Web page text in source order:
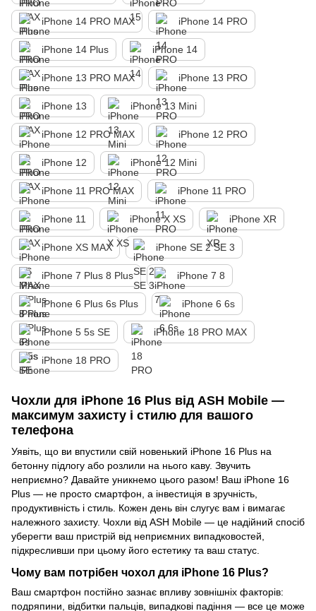
iPhone 14 PRO MAX iPhone 14 PRO
iPhone 14 Plus iPhone 14
iPhone 13 PRO MAX iPhone 13 PRO
iPhone 13 iPhone 13 Mini
iPhone 12 PRO MAX iPhone 12 PRO
iPhone 12 iPhone 12 Mini
iPhone 11 PRO MAX iPhone 11 PRO
iPhone 11 iPhone X XS iPhone XR
iPhone XS MAX iPhone SE 2 SE 3
iPhone 7 Plus 8 Plus iPhone 7 8
iPhone 6 Plus 6s Plus iPhone 6 6s
iPhone 5 5s SE iPhone 18 PRO MAX
iPhone 18 PRO
Чохли для iPhone 16 Plus від ASH Mobile —
максимум захисту і стилю для вашого
телефона
Уявіть, що ви впустили свій новенький iPhone 16 Plus на
бетонну підлогу або розлили на нього каву. Звучить
неприємно? Давайте уникнемо цього разом! Ваш iPhone 16
Plus — не просто смартфон, а інвестиція в зручність,
продуктивність і стиль. Кожен день він слугує вам і вимагає
належного захисту. Чохли від ASH Mobile — це надійний спосіб
уберегти ваш пристрій від неприємних випадковостей,
підкресливши при цьому його естетику та ваш статус.
Чому вам потрібен чохол для iPhone 16 Plus?
Ваш смартфон постійно зазнає впливу зовнішніх факторів:
подряпини, відбитки пальців, випадкові падіння — все це може